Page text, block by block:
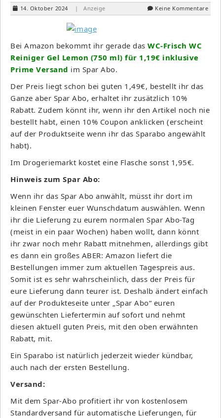
14. Oktober 2024 | Anzeige Keine Kommentare
Bei Amazon bekommt ihr gerade das WC-Frisch WC
Reiniger Gel Lemon (750 ml) für 1,19€ inklusive
Prime Versand im Spar Abo.
Der Preis liegt schon bei guten 1,49€, bestellt ihr das
Ganze aber Spar Abo, erhaltet ihr zusätzlich 10%
Rabatt. Zudem könnt ihr, wenn ihr den Artikel noch nie
bestellt habt, einen 10% Coupon anklicken (erscheint
auf der Produktseite wenn ihr das Sparabo angewählt
habt).
Im Drogeriemarkt kostet eine Flasche sonst 1,95€.
Hinweis zum Spar Abo:
Wenn ihr das Spar Abo anwählt, müsst ihr dort im
kleinen Fenster euer Wunschdatum auswählen. Wenn
ihr die Lieferung zu eurem normalen Spar Abo-Tag
(meist in ein paar Wochen) haben wollt, dann könnt
ihr zwar noch mehr Rabatt mitnehmen, allerdings gibt
es dann ein großes ABER: Amazon liefert die
Bestellungen immer zum aktuellen Tagespreis aus.
Somit ist es sehr wahrscheinlich, dass der Preis für
eure Lieferung dann teurer ist. Deshalb ändert einfach
auf der Produkteseite unter „Spar Abo“ euren
gewünschten Liefertermin auf sofort und nehmt
diesen aktuell guten Preis, mit den oben erwähnten
Rabatt, mit.
Ein Sparabo ist natürlich jederzeit wieder kündbar,
auch nach der ersten Bestellung.
Versand:
Mit dem Spar-Abo profitiert ihr von kostenlosem
Standardversand für automatische Lieferungen, für